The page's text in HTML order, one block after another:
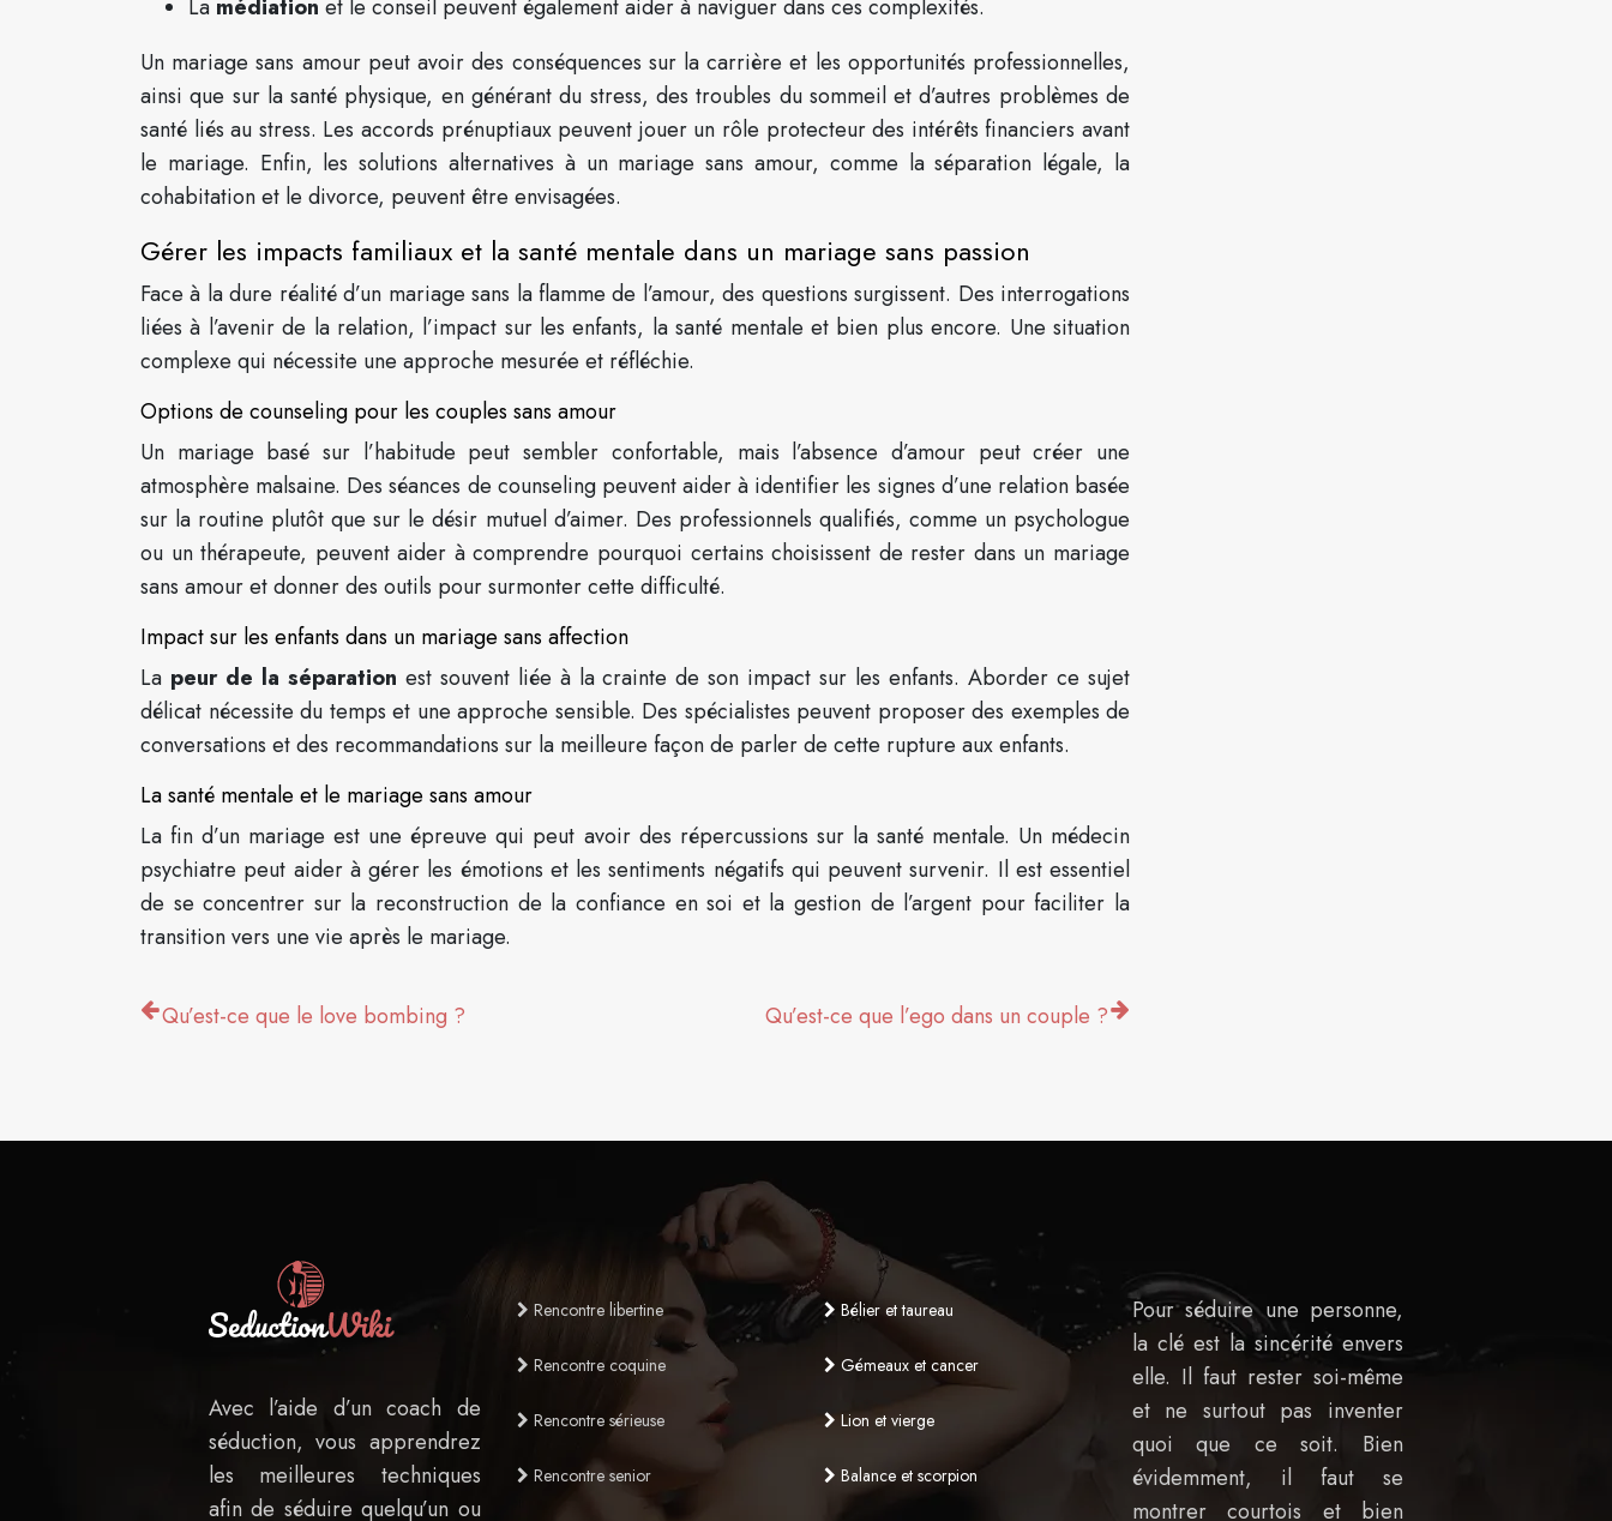
La médiation et le conseil peuvent également aider à naviguer dans ces complexités.
Un mariage sans amour peut avoir des conséquences sur la carrière et les opportunités professionnelles,
ainsi que sur la santé physique, en générant du stress, des troubles du sommeil et d’autres problèmes de
santé liés au stress. Les accords prénuptiaux peuvent jouer un rôle protecteur des intérêts financiers avant
le mariage. Enfin, les solutions alternatives à un mariage sans amour, comme la séparation légale, la
cohabitation et le divorce, peuvent être envisagées.
Gérer les impacts familiaux et la santé mentale dans un mariage sans passion
Face à la dure réalité d’un mariage sans la flamme de l’amour, des questions surgissent. Des interrogations
liées à l’avenir de la relation, l’impact sur les enfants, la santé mentale et bien plus encore. Une situation
complexe qui nécessite une approche mesurée et réfléchie.
Options de counseling pour les couples sans amour
Un mariage basé sur l’habitude peut sembler confortable, mais l’absence d’amour peut créer une
atmosphère malsaine. Des séances de counseling peuvent aider à identifier les signes d’une relation basée
sur la routine plutôt que sur le désir mutuel d’aimer. Des professionnels qualifiés, comme un psychologue
ou un thérapeute, peuvent aider à comprendre pourquoi certains choisissent de rester dans un mariage
sans amour et donner des outils pour surmonter cette difficulté.
Impact sur les enfants dans un mariage sans affection
La peur de la séparation est souvent liée à la crainte de son impact sur les enfants. Aborder ce sujet
délicat nécessite du temps et une approche sensible. Des spécialistes peuvent proposer des exemples de
conversations et des recommandations sur la meilleure façon de parler de cette rupture aux enfants.
La santé mentale et le mariage sans amour
La fin d’un mariage est une épreuve qui peut avoir des répercussions sur la santé mentale. Un médecin
psychiatre peut aider à gérer les émotions et les sentiments négatifs qui peuvent survenir. Il est essentiel
de se concentrer sur la reconstruction de la confiance en soi et la gestion de l’argent pour faciliter la
transition vers une vie après le mariage.
Qu’est-ce que le love bombing ? Qu’est-ce que l’ego dans un couple ?
Avec l’aide d’un coach de
séduction, vous apprendrez
les meilleures techniques
afin de séduire quelqu’un ou
Rencontre libertine
Rencontre coquine
Rencontre sérieuse
Rencontre senior
Bélier et taureau
Gémeaux et cancer
Lion et vierge
Balance et scorpion
Pour séduire une personne,
la clé est la sincérité envers
elle. Il faut rester soi-même
et ne surtout pas inventer
quoi que ce soit. Bien
évidemment, il faut se
montrer courtois et bien